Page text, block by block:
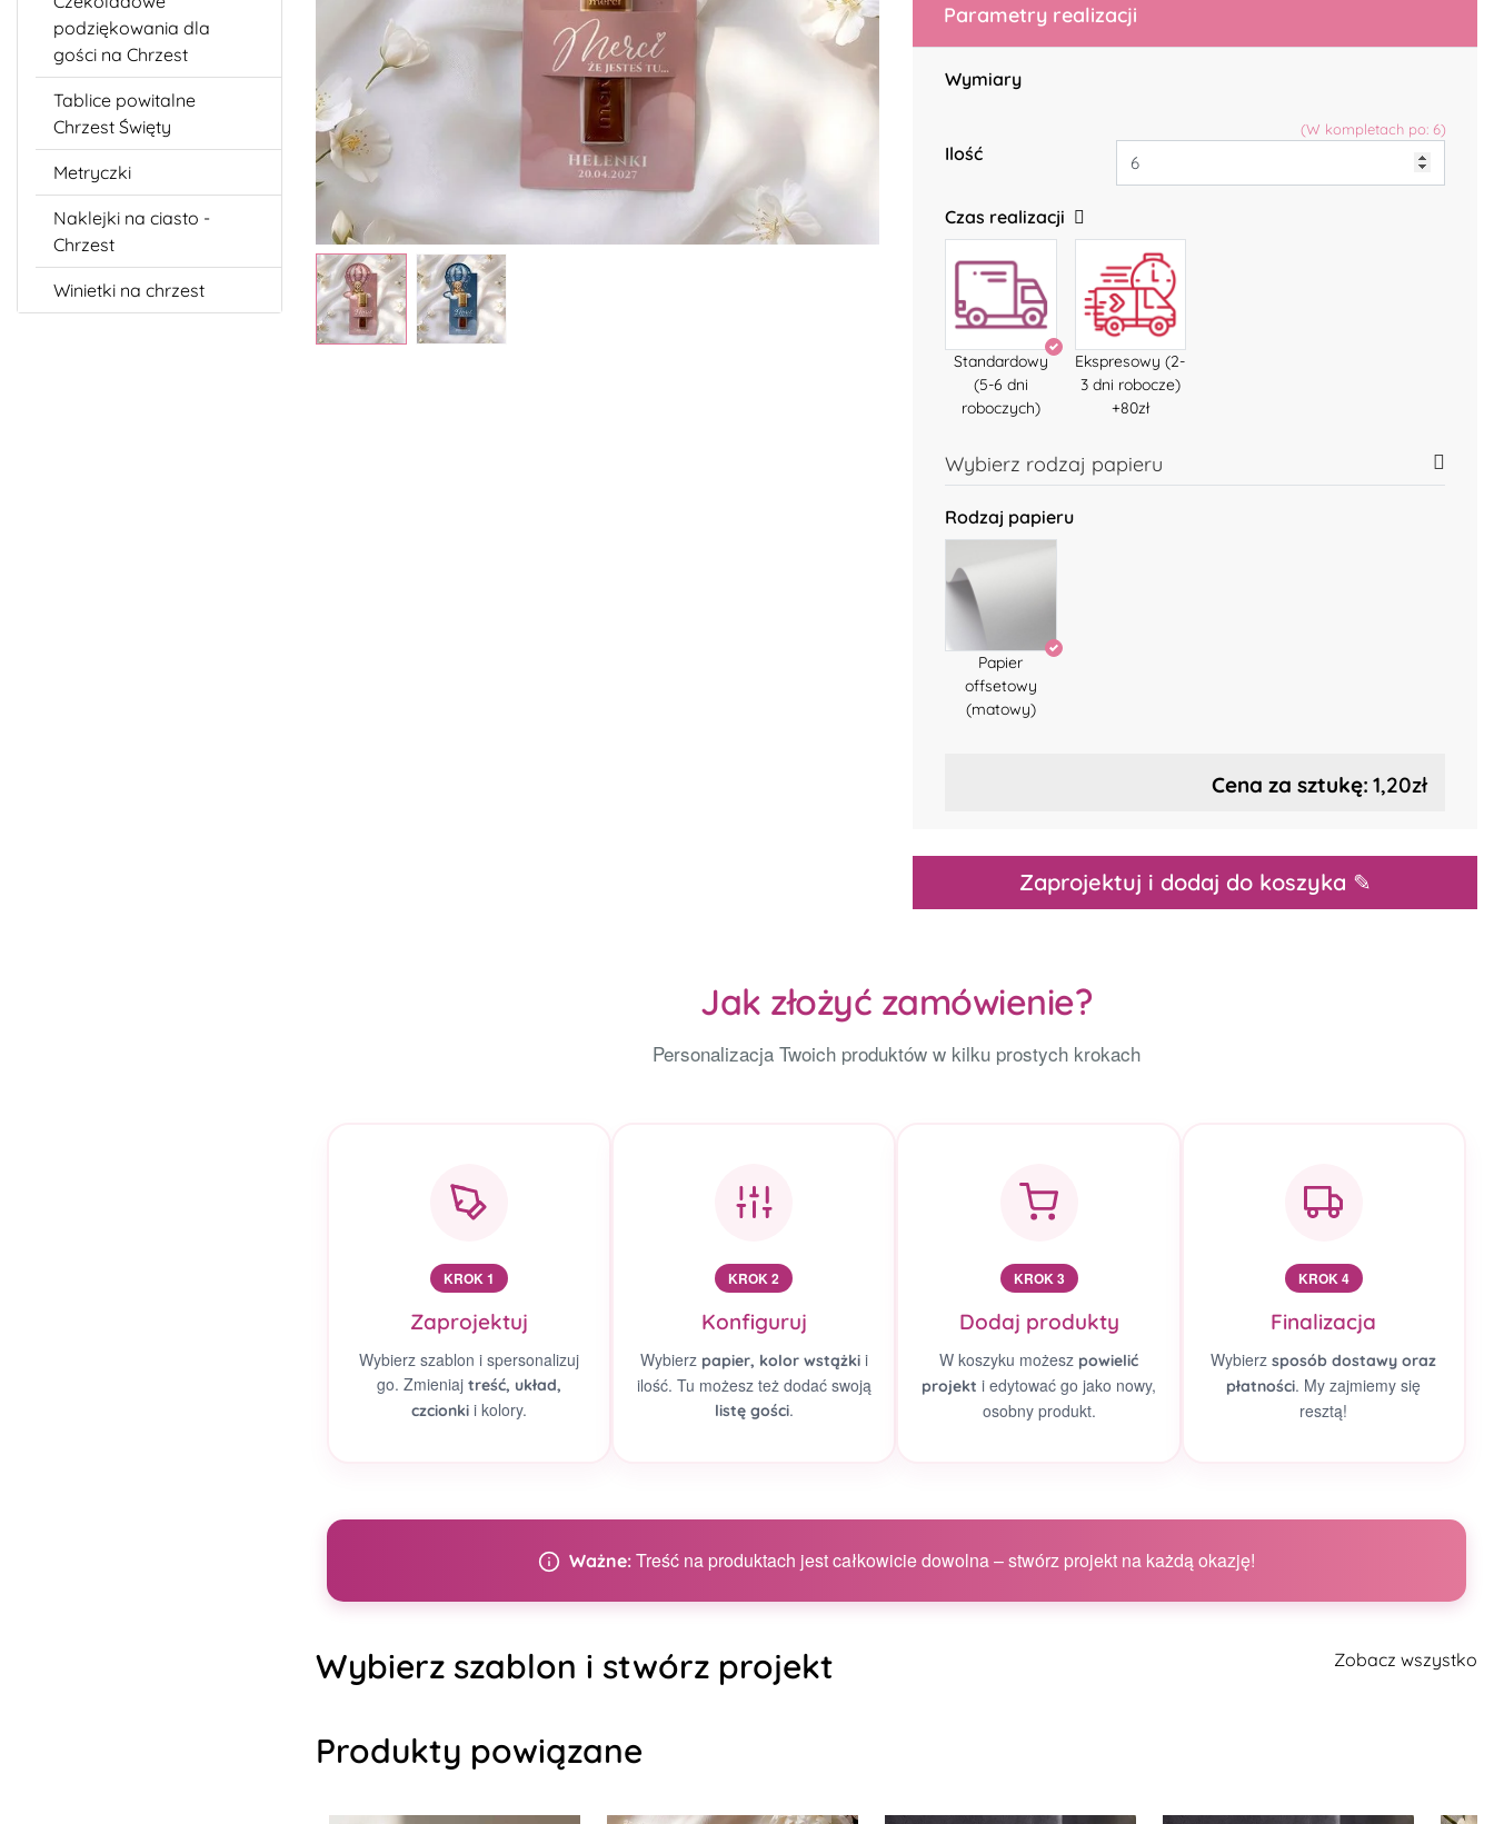
podziękowania dla
gości na Chrzest
Tablice powitalne
Chrzest Święty
Metryczki
Naklejki na ciasto -
Chrzest
Winietki na chrzest
Parametry realizacji
Wymiary
(W kompletach po: 6)
Ilość
Czas realizacji
Standardowy
(5-6 dni
roboczych)
Ekspresowy (2-
3 dni robocze)
+80zł
Wybierz rodzaj papieru
Rodzaj papieru
Papier
offsetowy
(matowy)
Cena za sztukę: 1,20zł
Zaprojektuj i dodaj do koszyka ✎
Jak złożyć zamówienie?
Personalizacja Twoich produktów w kilku prostych krokach
KROK 1
Zaprojektuj
Wybierz szablon i spersonalizuj
go. Zmieniaj treść, układ,
czcionkii kolory.
KROK 2
Konfiguruj
Wybierz papier, kolor wstążkii
ilość. Tu możesz też dodać swoją
listę gości.
KROK 3
Dodaj produkty
W koszyku możesz powielić
projekt i edytować go jako nowy,
osobny produkt.
KROK 4
Finalizacja
Wybierzsposób dostawy oraz
płatności. My zajmiemy się
resztą!
Ważne:Treść na produktach jest całkowicie dowolna – stwórz projekt na każdą okazję!
Zobacz wszystko
Wybierz szablon i stwórz projekt
Produkty powiązane